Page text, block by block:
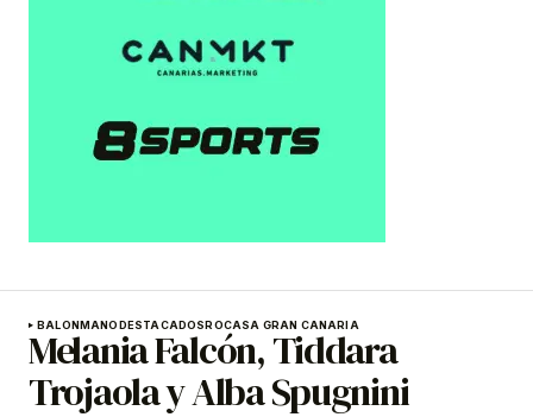
BALONMANODESTACADOSROCASA GRAN CANARIA
Melania Falcón, Tiddara
Trojaola y Alba Spugnini